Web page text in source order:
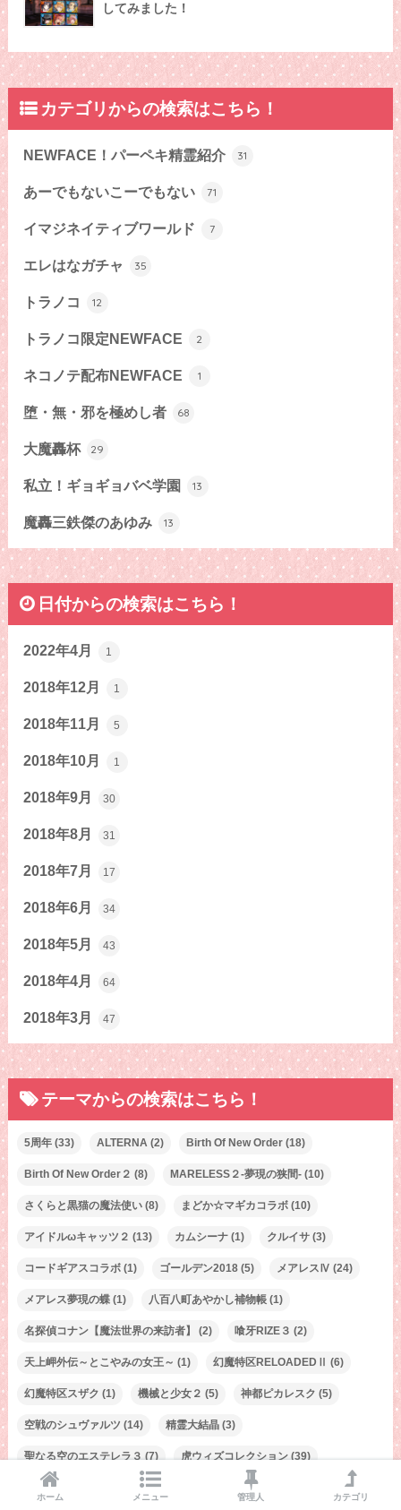
してみました！
カテゴリからの検索はこちら！
NEWFACE！パーペキ精霊紹介 31
あーでもないこーでもない 71
イマジネイティブワールド 7
エレはなガチャ 35
トラノコ 12
トラノコ限定NEWFACE 2
ネコノテ配布NEWFACE 1
堕・無・邪を極めし者 68
大魔轟杯 29
私立！ギョギョバベ学園 13
魔轟三鉄傑のあゆみ 13
日付からの検索はこちら！
2022年4月 1
2018年12月 1
2018年11月 5
2018年10月 1
2018年9月 30
2018年8月 31
2018年7月 17
2018年6月 34
2018年5月 43
2018年4月 64
2018年3月 47
テーマからの検索はこちら！
5周年(33) ALTERNA(2) Birth Of New Order(18)
Birth Of New Order２ (8) MARELESS２-夢現の狭間-(10)
さくらと黒猫の魔法使い(8) まどか☆マギカコラボ(10)
アイドルωキャッツ２ (13) カムシーナ(1) クルイサ(3)
コードギアスコラボ(1) ゴールデン2018(5) メアレスⅣ (24)
メアレス夢現の蝶(1) 八百八町あやかし補物帳(1)
名探偵コナン【魔法世界の来訪者】 (2) 喰牙RIZE３ (2)
天上岬外伝～とこやみの女王～ (1) 幻魔特区RELOADEDⅡ (6)
幻魔特区スザク (1) 機械と少女２ (5) 神都ピカレスク (5)
空戦のシュヴァルツ (14) 精霊大結晶(3)
聖なる空のエステレラ３(7) 虎ウィズコレクション(39)
覇眼戦線４ 魔轟三鉄傑 魔道杯(45)
ホーム メニュー 管理人 カテゴリ